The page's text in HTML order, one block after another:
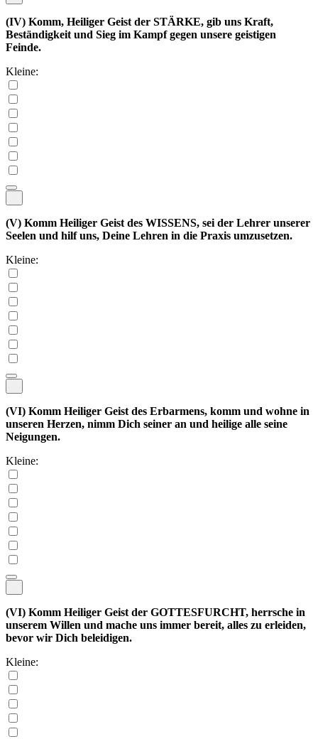
(IV) Komm, Heiliger Geist der STÄRKE, gib uns Kraft,
Beständigkeit und Sieg im Kampf gegen unsere geistigen
Feinde.
Kleine:
(V) Komm Heiliger Geist des WISSENS, sei der Lehrer unserer
Seelen und hilf uns, Deine Lehren in die Praxis umzusetzen.
Kleine:
(VI) Komm Heiliger Geist des Erbarmens, komm und wohne in
unseren Herzen, nimm Dich seiner an und heilige alle seine
Neigungen.
Kleine:
(VI) Komm Heiliger Geist der GOTTESFURCHT, herrsche in
unserem Willen und mache uns immer bereit, alles zu erleiden,
bevor wir Dich beleidigen.
Kleine: